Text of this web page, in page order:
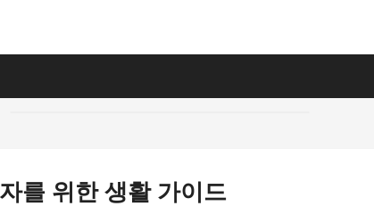
를 위한 생활 가이드